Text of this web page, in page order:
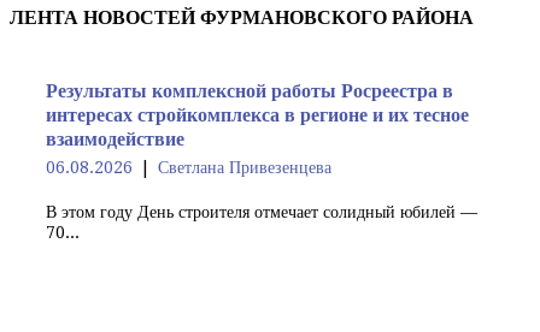
ЛЕНТА НОВОСТЕЙ ФУРМАНОВСКОГО РАЙОНА
Результаты комплексной работы Росреестра в
интересах стройкомплекса в регионе и их тесное
взаимодействие
06.08.2026 Светлана Привезенцева
В этом году День строителя отмечает солидный юбилей —
70...